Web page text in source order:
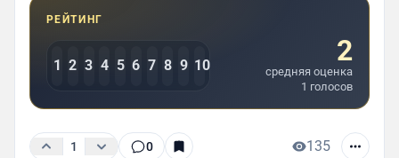
РЕЙТИНГ
1 2 3 4 5 6 7 8 9 10 2
средняя оценка
1 голосов
1 0 135